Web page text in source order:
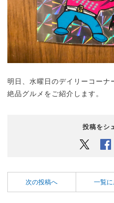
明日、水曜日のデイリーコー
絶品グルメをご紹介します。
投稿をシ
Twitter
次の投稿へ 一覧